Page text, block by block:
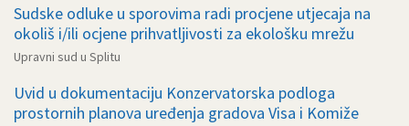
Sudske odluke u sporovima radi procjene utjecaja na
okoliš i/ili ocjene prihvatljivosti za ekološku mrežu
Upravni sud u Splitu
Uvid u dokumentaciju Konzervatorska podloga
prostornih planova uređenja gradova Visa i Komiže